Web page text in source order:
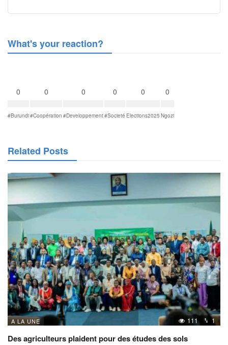
What's your reaction?
0
#Burundi
0
#Coopération
0
#Developpement
0
#Societé
0
Elections2025
0
Ngozi
Related Posts
A LA UNE 111 1
Des agriculteurs plaident pour des études des sols